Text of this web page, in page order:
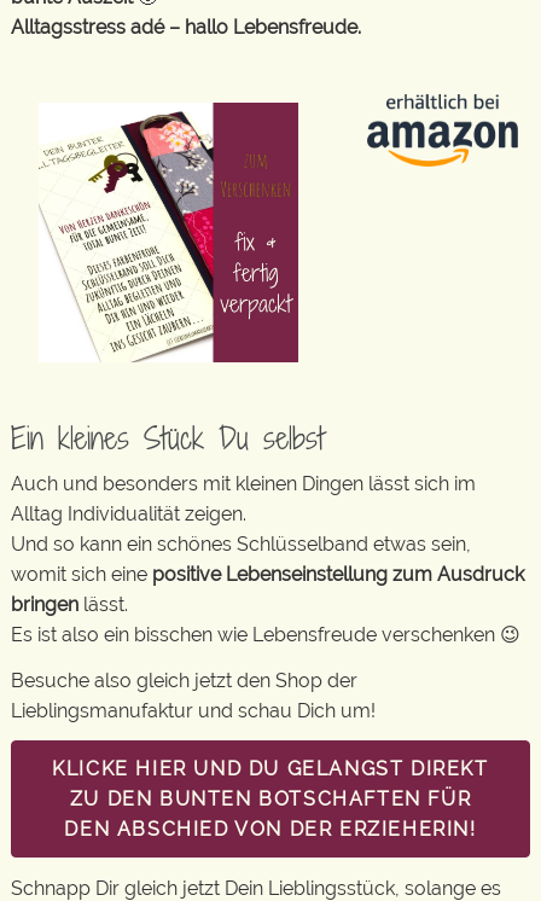
Alltagsstress adé – hallo Lebensfreude.
Ein kleines Stück Du selbst
Auch und besonders mit kleinen Dingen lässt sich im
Alltag Individualität zeigen.
Und so kann ein schönes Schlüsselband etwas sein,
womit sich eine positive Lebenseinstellung zum Ausdruck
bringen lässt.
Es ist also ein bisschen wie Lebensfreude verschenken 😉
Besuche also gleich jetzt den Shop der
Lieblingsmanufaktur und schau Dich um!
KLICKE HIER UND DU GELANGST DIREKT
ZU DEN BUNTEN BOTSCHAFTEN FÜR
DEN ABSCHIED VON DER ERZIEHERIN!
Schnapp Dir gleich jetzt Dein Lieblingsstück, solange es